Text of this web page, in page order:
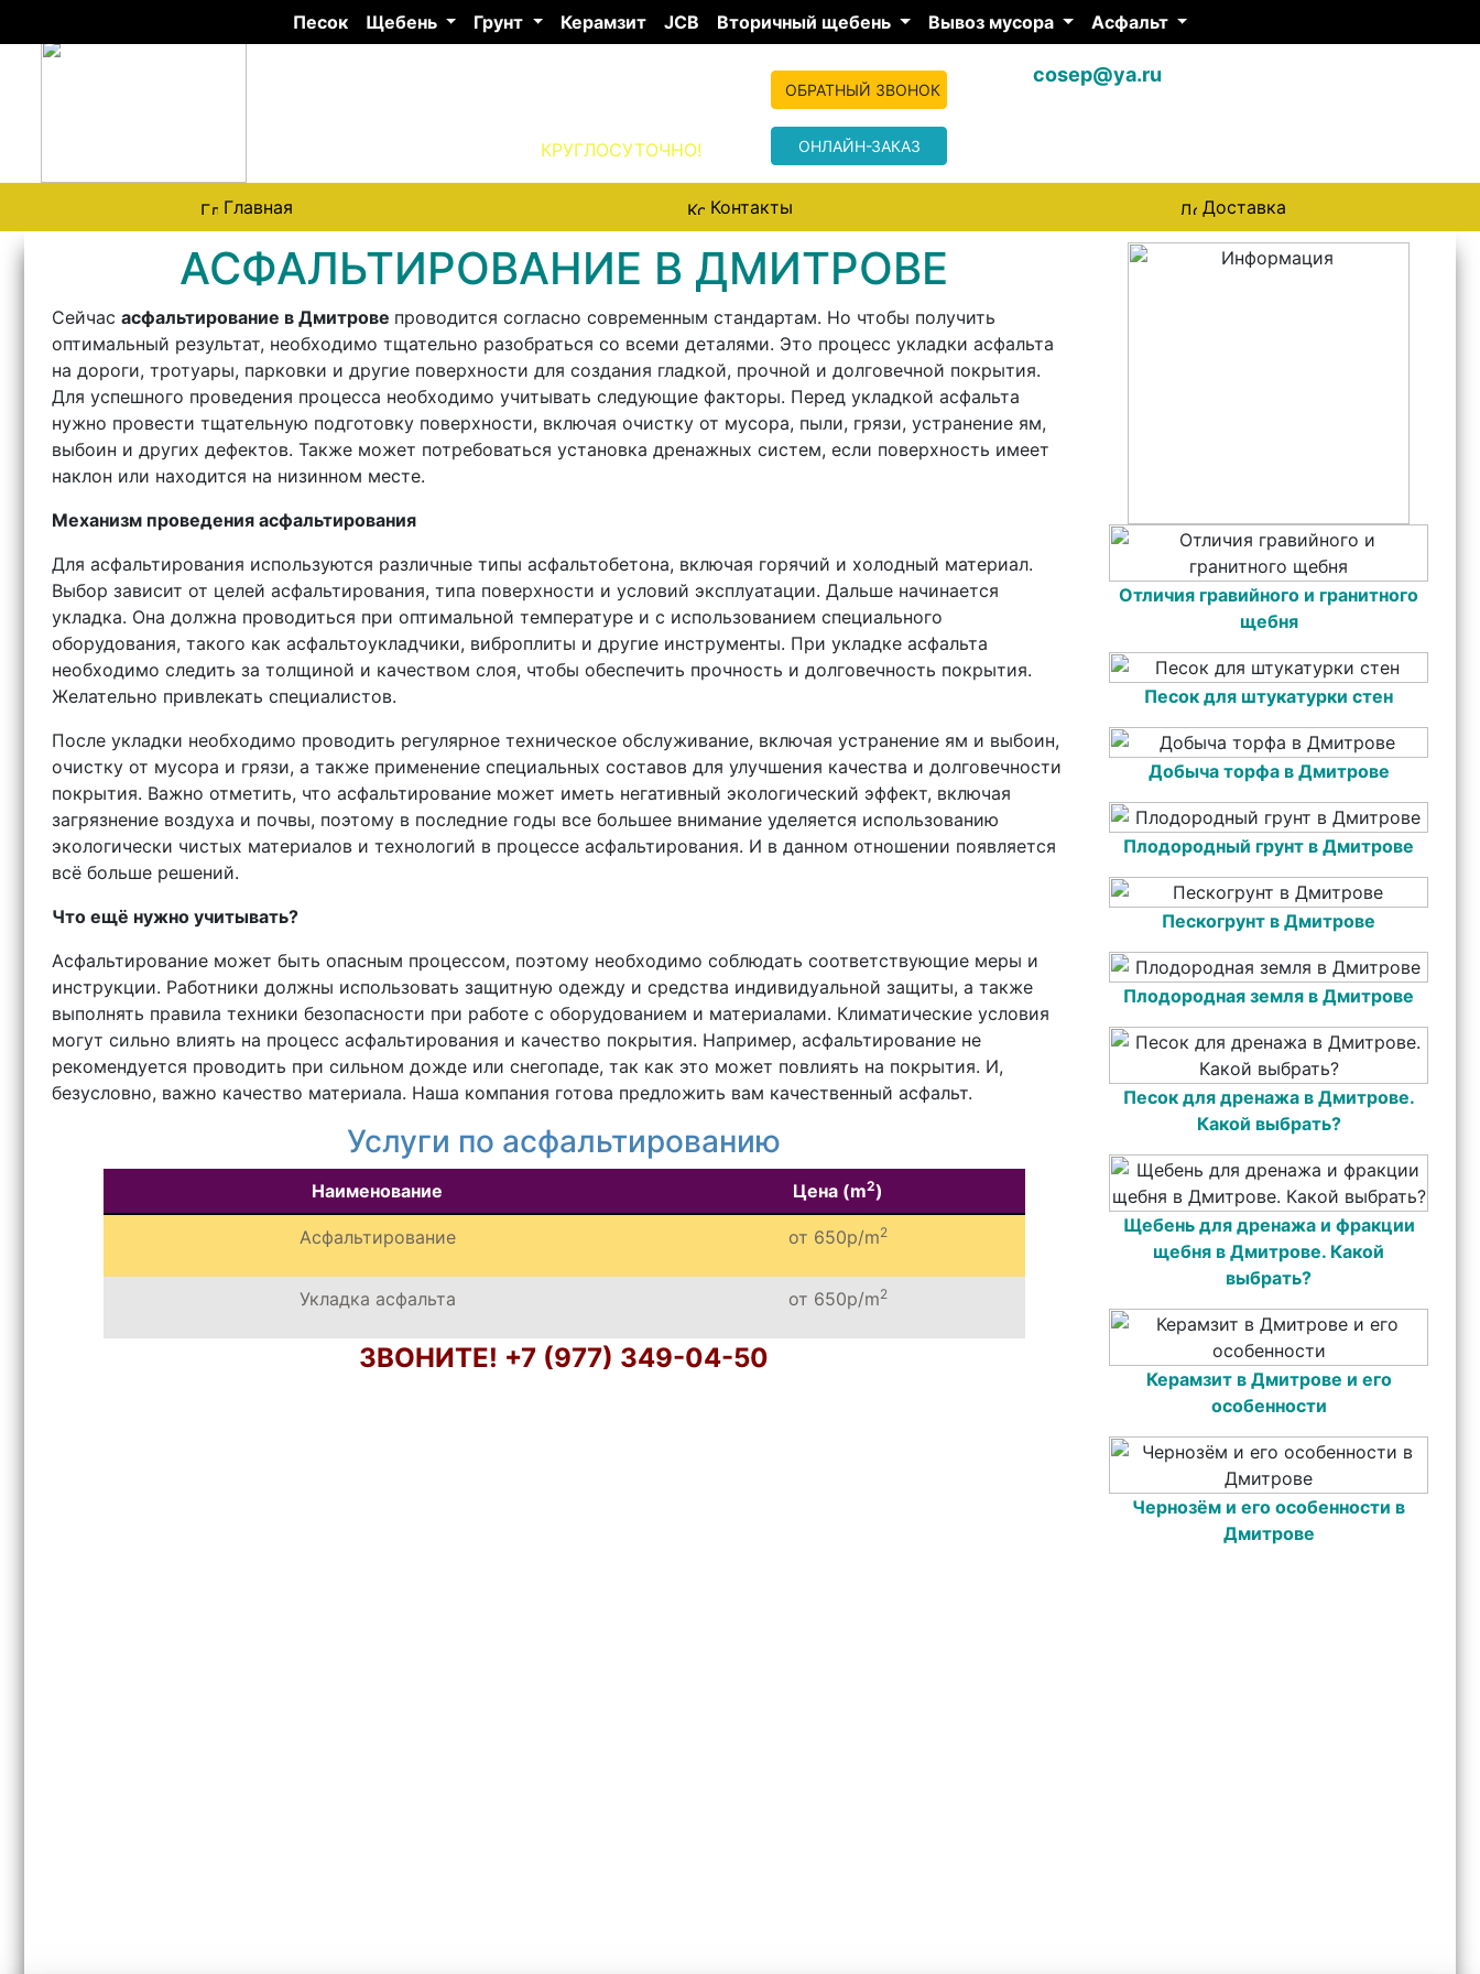
Песок Щебень Грунт Керамзит JCB Вторичный щебень Вывоз мусора Асфальт
КРУГЛОСУТОЧНО!
ОБРАТНЫЙ ЗВОНОК
ОНЛАЙН-ЗАКАЗ
cosep@ya.ru
Главная Контакты Доставка
АСФАЛЬТИРОВАНИЕ В ДМИТРОВЕ
Сейчас асфальтирование в Дмитрове проводится согласно современным стандартам. Но чтобы получить
оптимальный результат, необходимо тщательно разобраться со всеми деталями. Это процесс укладки асфальта
на дороги, тротуары, парковки и другие поверхности для создания гладкой, прочной и долговечной покрытия.
Для успешного проведения процесса необходимо учитывать следующие факторы. Перед укладкой асфальта
нужно провести тщательную подготовку поверхности, включая очистку от мусора, пыли, грязи, устранение ям,
выбоин и других дефектов. Также может потребоваться установка дренажных систем, если поверхность имеет
наклон или находится на низинном месте.
Механизм проведения асфальтирования
Для асфальтирования используются различные типы асфальтобетона, включая горячий и холодный материал.
Выбор зависит от целей асфальтирования, типа поверхности и условий эксплуатации. Дальше начинается
укладка. Она должна проводиться при оптимальной температуре и с использованием специального
оборудования, такого как асфальтоукладчики, виброплиты и другие инструменты. При укладке асфальта
необходимо следить за толщиной и качеством слоя, чтобы обеспечить прочность и долговечность покрытия.
Желательно привлекать специалистов.
После укладки необходимо проводить регулярное техническое обслуживание, включая устранение ям и выбоин,
очистку от мусора и грязи, а также применение специальных составов для улучшения качества и долговечности
покрытия. Важно отметить, что асфальтирование может иметь негативный экологический эффект, включая
загрязнение воздуха и почвы, поэтому в последние годы все большее внимание уделяется использованию
экологически чистых материалов и технологий в процессе асфальтирования. И в данном отношении появляется
всё больше решений.
Что ещё нужно учитывать?
Асфальтирование может быть опасным процессом, поэтому необходимо соблюдать соответствующие меры и
инструкции. Работники должны использовать защитную одежду и средства индивидуальной защиты, а также
выполнять правила техники безопасности при работе с оборудованием и материалами. Климатические условия
могут сильно влиять на процесс асфальтирования и качество покрытия. Например, асфальтирование не
рекомендуется проводить при сильном дожде или снегопаде, так как это может повлиять на покрытия. И,
безусловно, важно качество материала. Наша компания готова предложить вам качественный асфальт.
Услуги по асфальтированию
Наименование Цена (m2)
Асфальтирование от 650р/m2
Укладка асфальта от 650р/m2
ЗВОНИТЕ! +7 (977) 349-04-50
Отличия гравийного и гранитного
щебня
Песок для штукатурки стен
Добыча торфа в Дмитрове
Плодородный грунт в Дмитрове
Пескогрунт в Дмитрове
Плодородная земля в Дмитрове
Песок для дренажа в Дмитрове.
Какой выбрать?
Щебень для дренажа и фракции
щебня в Дмитрове. Какой
выбрать?
Керамзит в Дмитрове и его
особенности
Чернозём и его особенности в
Дмитрове